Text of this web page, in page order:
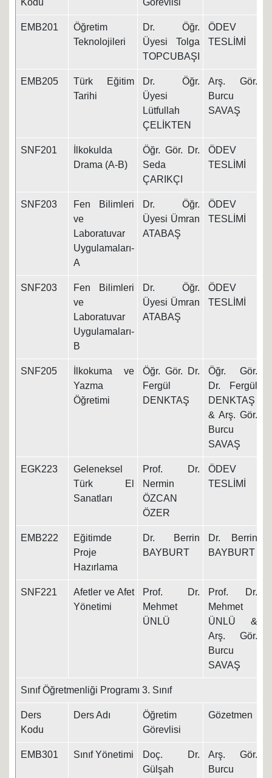
EMB201
Öğretim
Teknolojileri
Dr. Öğr.
Üyesi Tolga
TOPCUBAŞI
ÖDEV
TESLİMİ
EMB205
Türk Eğitim
Tarihi
Dr. Öğr.
Üyesi
Lütfullah
ÇELİKTEN
Arş. Gör.
Burcu
SAVAŞ
SNF201
İlkokulda
Drama (A-B)
Öğr. Gör. Dr.
Seda
ÇARIKÇI
ÖDEV
TESLİMİ
SNF203
Fen Bilimleri
ve
Laboratuvar
Uygulamaları-
A
Dr. Öğr.
Üyesi Ümran
ATABAŞ
ÖDEV
TESLİMİ
SNF203
Fen Bilimleri
ve
Laboratuvar
Uygulamaları-
B
Dr. Öğr.
Üyesi Ümran
ATABAŞ
ÖDEV
TESLİMİ
SNF205
İlkokuma ve
Yazma
Öğretimi
Öğr. Gör. Dr.
Fergül
DENKTAŞ
Öğr. Gör.
Dr. Fergül
DENKTAŞ
& Arş. Gör.
Burcu
SAVAŞ
EGK223
Geleneksel
Türk El
Sanatları
Prof. Dr.
Nermin
ÖZCAN
ÖZER
ÖDEV
TESLİMİ
EMB222
Eğitimde
Proje
Hazırlama
Dr. Berrin
BAYBURT
Dr. Berrin
BAYBURT
SNF221
Afetler ve Afet
Yönetimi
Prof. Dr.
Mehmet
ÜNLÜ
Prof. Dr.
Mehmet
ÜNLÜ &
Arş. Gör.
Burcu
SAVAŞ
Sınıf Öğretmenliği Programı 3. Sınıf
Ders
Kodu
Ders Adı
Öğretim
Görevlisi
Gözetmen
EMB301 Sınıf Yönetimi
Doç. Dr.
Gülşah
Arş. Gör.
Burcu